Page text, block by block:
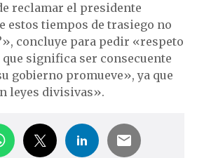
reclamar el presidente
estos tiempos de trasiego no
concluye para pedir «respeto
significa ser consecuente
gobierno promueve», ya que
leyes divisivas».